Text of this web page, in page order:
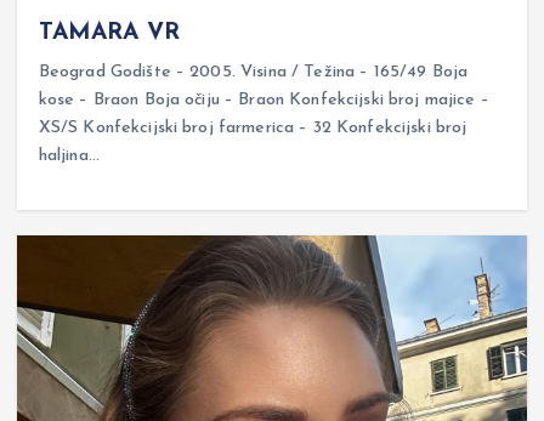
TAMARA VR
Beograd Godište – 2005. Visina / Težina – 165/49 Boja
kose – Braon Boja očiju – Braon Konfekcijski broj majice –
XS/S Konfekcijski broj farmerica – 32 Konfekcijski broj
haljina…